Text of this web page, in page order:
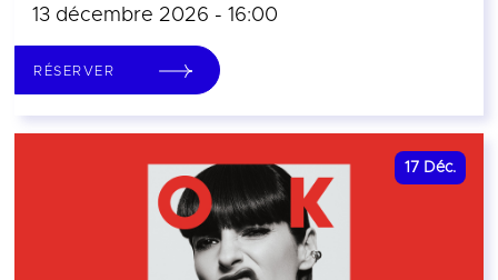
13 décembre 2026 - 16:00
RÉSERVER
17 Déc.